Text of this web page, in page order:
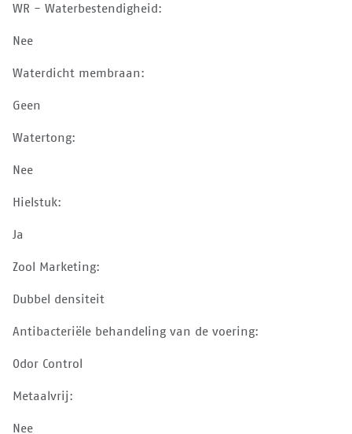
WR - Waterbestendigheid:
Nee
Waterdicht membraan:
Geen
Watertong:
Nee
Hielstuk:
Ja
Zool Marketing:
Dubbel densiteit
Antibacteriële behandeling van de voering:
Odor Control
Metaalvrij:
Nee